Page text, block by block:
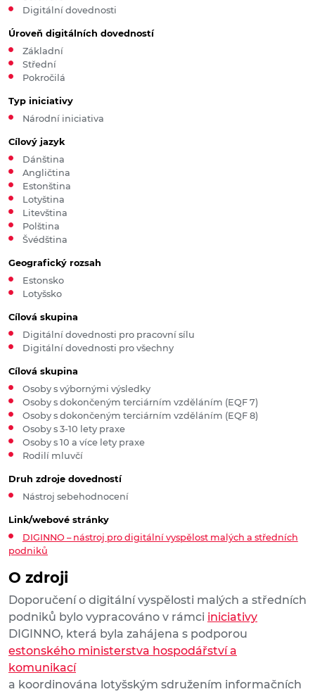
O zdroji
Doporučení o digitální vyspělosti malých a středních
podniků bylo vypracováno v rámci iniciativy
DIGINNO, která byla zahájena s podporou
estonského ministerstva hospodářství a
komunikací
a koordinována lotyšským sdružením informačních
Digitální dovednosti
Úroveň digitálních dovedností
Základní
Střední
Pokročilá
Typ iniciativy
Národní iniciativa
Cílový jazyk
Dánština
Angličtina
Estonština
Lotyština
Litevština
Polština
Švédština
Geografický rozsah
Estonsko
Lotyšsko
Cílová skupina
Digitální dovednosti pro pracovní sílu
Digitální dovednosti pro všechny
Cílová skupina
Osoby s výbornými výsledky
Osoby s dokončeným terciárním vzděláním (EQF 7)
Osoby s dokončeným terciárním vzděláním (EQF 8)
Osoby s 3-10 lety praxe
Osoby s 10 a více lety praxe
Rodilí mluvčí
Druh zdroje dovedností
Nástroj sebehodnocení
Link/webové stránky
DIGINNO – nástroj pro digitální vyspělost malých a středních
podniků